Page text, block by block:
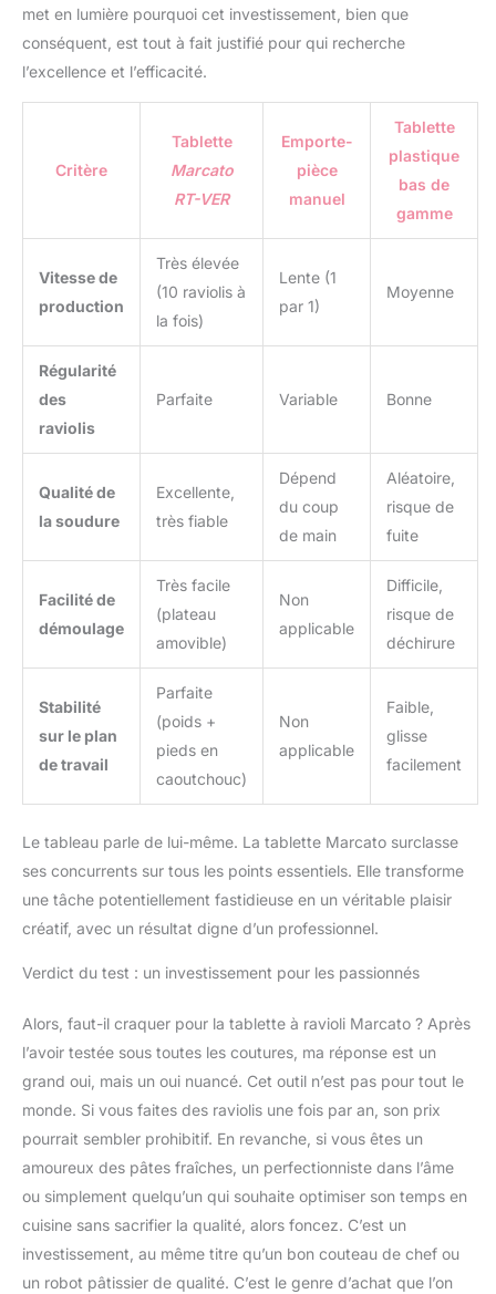
met en lumière pourquoi cet investissement, bien que
conséquent, est tout à fait justifié pour qui recherche
l’excellence et l’efficacité.
Critère
Tablette
Marcato
RT-VER
Emporte-
pièce
manuel
Tablette
plastique
bas de
gamme
Vitesse de
production
Très élevée
(10 raviolis à
la fois)
Lente (1
par 1)
Moyenne
Régularité
des
raviolis
Parfaite Variable Bonne
Qualité de
la soudure
Excellente,
très fiable
Dépend
du coup
de main
Aléatoire,
risque de
fuite
Facilité de
démoulage
Très facile
(plateau
amovible)
Non
applicable
Difficile,
risque de
déchirure
Stabilité
sur le plan
de travail
Parfaite
(poids +
pieds en
caoutchouc)
Non
applicable
Faible,
glisse
facilement
Le tableau parle de lui-même. La tablette Marcato surclasse
ses concurrents sur tous les points essentiels. Elle transforme
une tâche potentiellement fastidieuse en un véritable plaisir
créatif, avec un résultat digne d’un professionnel.
Verdict du test : un investissement pour les passionnés
Alors, faut-il craquer pour la tablette à ravioli Marcato ? Après
l’avoir testée sous toutes les coutures, ma réponse est un
grand oui, mais un oui nuancé. Cet outil n’est pas pour tout le
monde. Si vous faites des raviolis une fois par an, son prix
pourrait sembler prohibitif. En revanche, si vous êtes un
amoureux des pâtes fraîches, un perfectionniste dans l’âme
ou simplement quelqu’un qui souhaite optimiser son temps en
cuisine sans sacrifier la qualité, alors foncez. C’est un
investissement, au même titre qu’un bon couteau de chef ou
un robot pâtissier de qualité. C’est le genre d’achat que l’on